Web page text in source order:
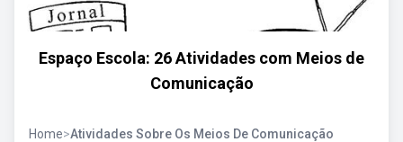
Espaço Escola: 26 Atividades com Meios de
Comunicação
Home>Atividades Sobre Os Meios De Comunicação